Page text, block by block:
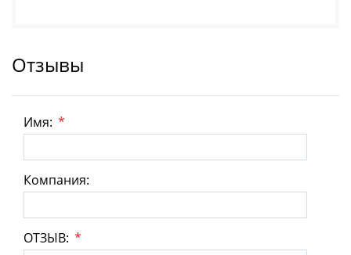
Отзывы
Имя: *
Компания:
ОТЗЫВ: *